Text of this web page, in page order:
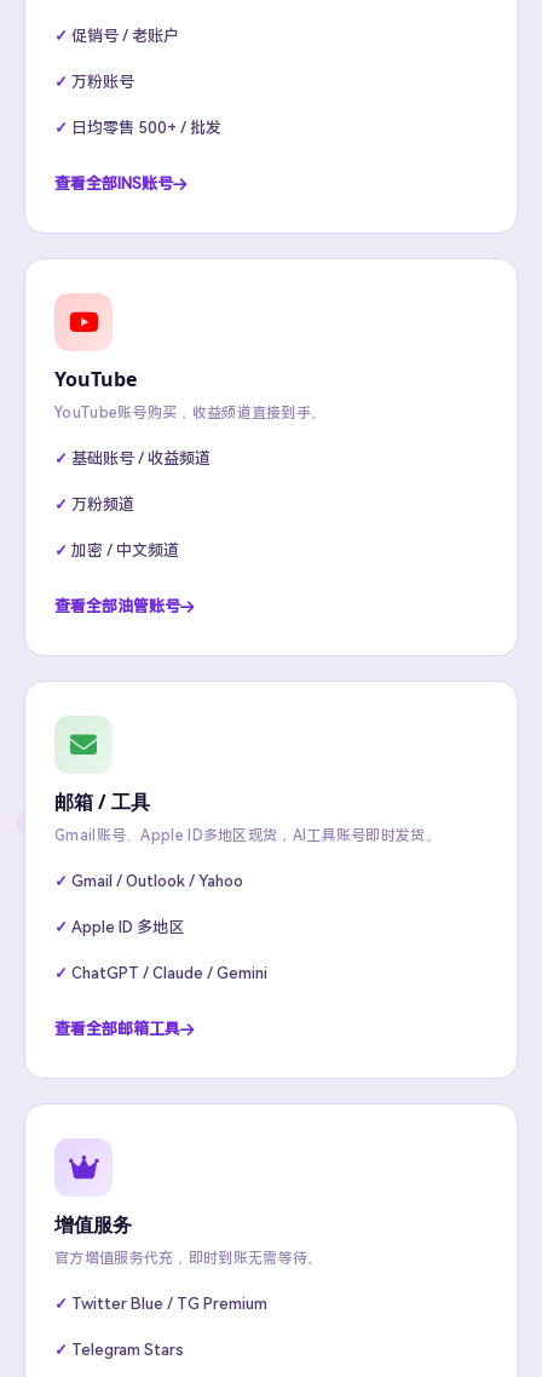
促销号 / 老账户
万粉账号
日均零售 500+ / 批发
查看全部INS账号
YouTube
YouTube账号购买，收益频道直接到手。
基础账号 / 收益频道
万粉频道
加密 / 中文频道
查看全部油管账号
邮箱 / 工具
Gmail账号、Apple ID多地区现货，AI工具账号即时发货。
Gmail / Outlook / Yahoo
Apple ID 多地区
ChatGPT / Claude / Gemini
查看全部邮箱工具
增值服务
官方增值服务代充，即时到账无需等待。
Twitter Blue / TG Premium
Telegram Stars